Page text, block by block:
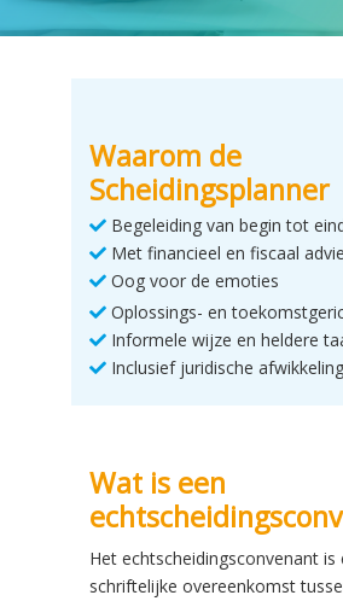
Waarom de
Scheidingsplanner
Begeleiding van begin tot
Met financieel en fiscaal
Oog voor de emoties
Oplossings- en
Informele wijze en heldere
Inclusief juridische afwikkeling
Wat is een
Het echtscheidingsconvenant is
schriftelijke overeenkomst